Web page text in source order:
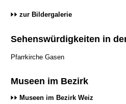
zur Bildergalerie
Sehenswürdigkeiten in
Pfarrkirche Gasen
Museen im Bezirk
Museen im Bezirk Weiz